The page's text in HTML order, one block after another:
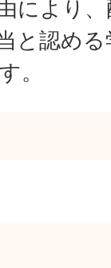
により
と認め
。